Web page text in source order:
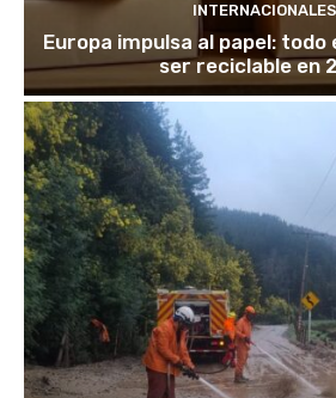
INTERNACIONALES
Europa impulsa al papel: todo
ser reciclable en